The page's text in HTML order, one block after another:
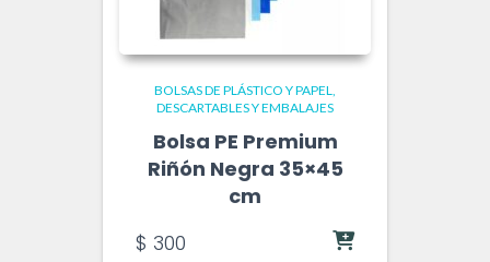
BOLSAS DE PLÁSTICO Y PAPEL
DESCARTABLES Y EMBALAJES
Bolsa PE Premium
Riñón Negra 35×45
cm
$ 300